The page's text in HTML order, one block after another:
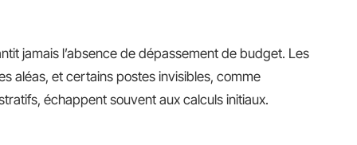
jamais l’absence de dépassement de budget. Les
aléas, et certains postes invisibles, comme
échappent souvent aux calculs initiaux.